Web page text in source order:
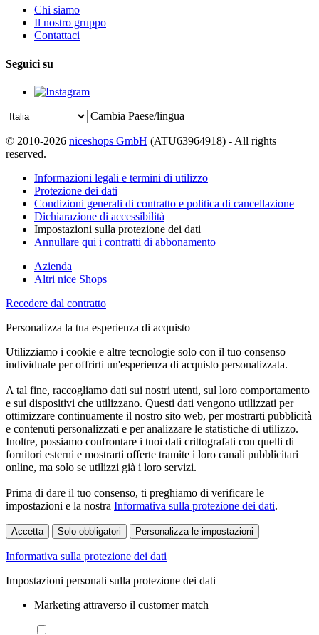
Chi siamo
Il nostro gruppo
Contattaci
Seguici su
Cambia Paese/lingua
© 2010-2026 niceshops GmbH (ATU63964918) - All rights
reserved.
Informazioni legali e termini di utilizzo
Protezione dei dati
Condizioni generali di contratto e politica di cancellazione
Dichiarazione di accessibilità
Impostazioni sulla protezione dei dati
Annullare qui i contratti di abbonamento
Azienda
Altri nice Shops
Recedere dal contratto
Personalizza la tua esperienza di acquisto
Utilizziamo i cookie e altre tecnologie solo con il tuo consenso
individuale per offrirti un'esperienza di acquisto personalizzata.
A tal fine, raccogliamo dati sui nostri utenti, sul loro comportamento
e sui dispositivi che utilizzano. Questi dati vengono utilizzati per
ottimizzare continuamente il nostro sito web, per mostrarti pubblicità
e contenuti personalizzati e per analizzare le statistiche di utilizzo.
Inoltre, possiamo confrontare i tuoi dati crittografati con quelli di
fornitori esterni e mostrarti offerte tramite i loro canali pubblicitari
online, ma solo se utilizzi già i loro servizi.
Prima di dare il tuo consenso, ti preghiamo di verificare le
impostazioni e la nostra Informativa sulla protezione dei dati.
Accetta Solo obbligatori Personalizza le impostazioni
Informativa sulla protezione dei dati
Impostazioni personali sulla protezione dei dati
Marketing attraverso il customer match